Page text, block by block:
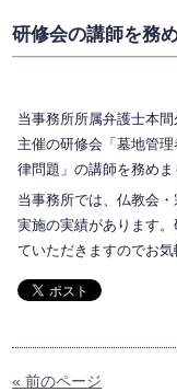
研修会の講師を務
当事務所所属弁護士本
主催の研修会「墓地管
律問題」の講師を務めま
当事務所では、仏教会
実施の実績があります
ていただきますのでお気
« 前のページ